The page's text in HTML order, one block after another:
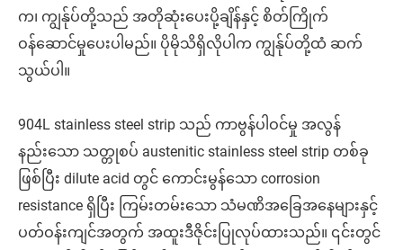
က၊ ကျွန်ုပ်တို့သည် အတိုဆုံးပေးပို့ချိန်နှင့် စိတ်ကြိုက်
ဝန်ဆောင်မှုပေးပါမည်။ ပိုမိုသိရှိလိုပါက ကျွန်ုပ်တို့ထံ ဆက်
သွယ်ပါ။
904L stainless steel strip သည် ကာဗွန်ပါဝင်မှု အလွန်
နည်းသော သတ္တုစပ် austenitic stainless steel strip တစ်ခု
ဖြစ်ပြီး dilute acid တွင် ကောင်းမွန်သော corrosion
resistance ရှိပြီး ကြမ်းတမ်းသော သံမဏိအခြေအနေများနှင့်
ပတ်ဝန်းကျင်အတွက် အထူးဒီဇိုင်းပြုလုပ်ထားသည်။ ၎င်းတွင်